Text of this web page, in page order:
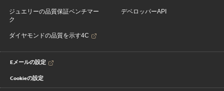
ジュエリーの品質保証ベンチマー
ク
ダイヤモンドの品質を示す4C
デベロッパーAPI
Eメールの設定
Cookieの設定